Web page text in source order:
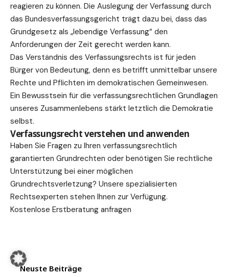
reagieren zu können. Die Auslegung der Verfassung durch
das Bundesverfassungsgericht trägt dazu bei, dass das
Grundgesetz als „lebendige Verfassung“ den
Anforderungen der Zeit gerecht werden kann.
Das Verständnis des Verfassungsrechts ist für jeden
Bürger von Bedeutung, denn es betrifft unmittelbar unsere
Rechte und Pflichten im demokratischen Gemeinwesen.
Ein Bewusstsein für die verfassungsrechtlichen Grundlagen
unseres Zusammenlebens stärkt letztlich die Demokratie
selbst.
Verfassungsrecht verstehen und anwenden
Haben Sie Fragen zu Ihren verfassungsrechtlich
garantierten Grundrechten oder benötigen Sie rechtliche
Unterstützung bei einer möglichen
Grundrechtsverletzung? Unsere spezialisierten
Rechtsexperten stehen Ihnen zur Verfügung.
Kostenlose Erstberatung anfragen
Neuste Beiträge